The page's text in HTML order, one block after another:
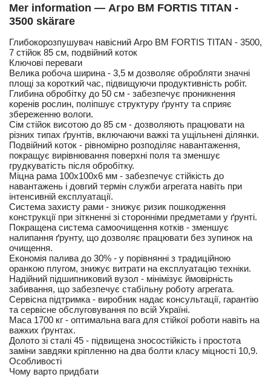
Mer information — Агро ВМ FORTIS TITAN -
3500 skärare
Глибокорозпушувач навісний Агро ВМ FORTIS TITAN - 3500,
7 стійок 85 см, подвійний коток
Ключові переваги
Велика робоча ширина - 3,5 м дозволяє обробляти значні
площі за короткий час, підвищуючи продуктивність робіт.
Глибина обробітку до 50 см - забезпечує проникнення
коренів рослин, поліпшує структуру ґрунту та сприяє
збереженню вологи.
Сім стійок висотою до 85 см - дозволяють працювати на
різних типах ґрунтів, включаючи важкі та ущільнені ділянки.
Подвійний коток - рівномірно розподіляє навантаження,
покращує вирівнювання поверхні поля та зменшує
грудкуватість після обробітку.
Міцна рама 100х100х6 мм - забезпечує стійкість до
навантажень і довгий термін служби агрегата навіть при
інтенсивній експлуатації.
Система захисту рами - знижує ризик пошкодження
конструкції при зіткненні зі сторонніми предметами у ґрунті.
Покращена система самоочищення котків - зменшує
налипання ґрунту, що дозволяє працювати без зупинок на
очищення.
Економія палива до 30% - у порівнянні з традиційною
оранкою плугом, знижує витрати на експлуатацію техніки.
Надійний підшипниковий вузол - мінімізує ймовірність
забивання, що забезпечує стабільну роботу агрегата.
Сервісна підтримка - виробник надає консультації, гарантію
та сервісне обслуговування по всій Україні.
Маса 1700 кг - оптимальна вага для стійкої роботи навіть на
важких ґрунтах.
Долото зі сталі 45 - підвищена зносостійкість і простота
заміни завдяки кріпленню на два болти класу міцності 10,9.
Особливості
Чому варто придбати